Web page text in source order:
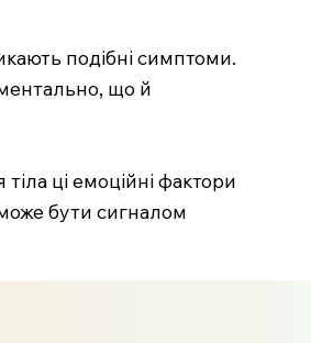
подібні симптоми.
що й
ці емоційні фактори
бути сигналом